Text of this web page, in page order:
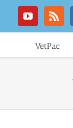
contenido
YouTubeRss
VetPac